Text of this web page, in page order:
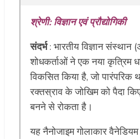
श्रेणी: विज्ञान एवं प्रौद्योगिकी
संदर्भ: भारतीय विज्ञान
शोधकर्ताओं ने एक नया कृत्रिम
विकसित किया है, जो
रक्तस्राव के जोखिम को पैदा
बनने से रोकता है।
यह नैनोजाइम गोलाकार